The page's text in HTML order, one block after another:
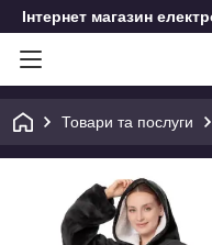
Інтернет магазин
Товари та послуги